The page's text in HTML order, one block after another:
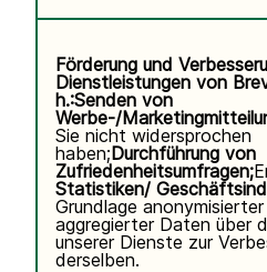
Förderung und
Dienstleistungen von
h.:Senden von
Werbe-/
Sie nicht widersprochen
haben;Durchführung von
Zufriedenheitsumfragen;
Statistiken/
Grundlage
aggregierter Daten über
unserer Dienste zur
derselben.